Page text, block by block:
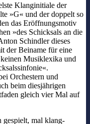
Klanginitiale der
»G« und der doppelt so
das Eröffnungsmotiv
»des Schicksals an die
Schindler dieses
der Beiname für eine
Musiklexika und
Orchestern und
beim diesjährigen
gleich vier Mal auf
gespielt, mal klang-